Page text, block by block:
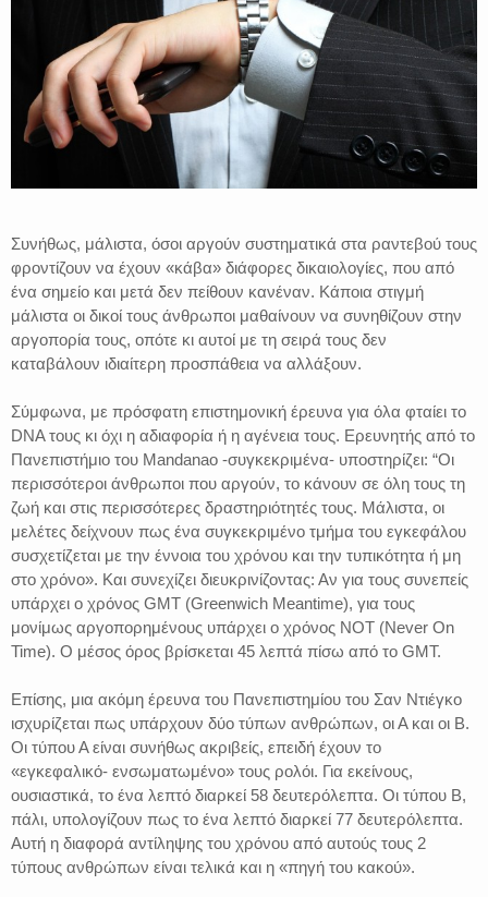
Συνήθως, μάλιστα, όσοι αργούν συστηματικά στα ραντεβού τους
φροντίζουν να έχουν «κάβα» διάφορες δικαιολογίες, που από
ένα σημείο και μετά δεν πείθουν κανέναν. Κάποια στιγμή
μάλιστα οι δικοί τους άνθρωποι μαθαίνουν να συνηθίζουν στην
αργοπορία τους, οπότε κι αυτοί με τη σειρά τους δεν
καταβάλουν ιδιαίτερη προσπάθεια να αλλάξουν.
Σύμφωνα, με πρόσφατη επιστημονική έρευνα για όλα φταίει το
DNA τους κι όχι η αδιαφορία ή η αγένεια τους. Ερευνητής από το
Πανεπιστήμιο του Mandanao -συγκεκριμένα- υποστηρίζει: “Οι
περισσότεροι άνθρωποι που αργούν, το κάνουν σε όλη τους τη
ζωή και στις περισσότερες δραστηριότητές τους. Μάλιστα, οι
μελέτες δείχνουν πως ένα συγκεκριμένο τμήμα του εγκεφάλου
συσχετίζεται με την έννοια του χρόνου και την τυπικότητα ή μη
στο χρόνο». Και συνεχίζει διευκρινίζοντας: Αν για τους συνεπείς
υπάρχει ο χρόνος GMT (Greenwich Meantime), για τους
μονίμως αργοπορημένους υπάρχει ο χρόνος NOT (Never On
Time). Ο μέσος όρος βρίσκεται 45 λεπτά πίσω από το GMT.
Επίσης, μια ακόμη έρευνα του Πανεπιστημίου του Σαν Ντιέγκο
ισχυρίζεται πως υπάρχουν δύο τύπων ανθρώπων, οι Α και οι Β.
Οι τύπου Α είναι συνήθως ακριβείς, επειδή έχουν το
«εγκεφαλικό- ενσωματωμένο» τους ρολόι. Για εκείνους,
ουσιαστικά, το ένα λεπτό διαρκεί 58 δευτερόλεπτα. Οι τύπου Β,
πάλι, υπολογίζουν πως το ένα λεπτό διαρκεί 77 δευτερόλεπτα.
Αυτή η διαφορά αντίληψης του χρόνου από αυτούς τους 2
τύπους ανθρώπων είναι τελικά και η «πηγή του κακού».